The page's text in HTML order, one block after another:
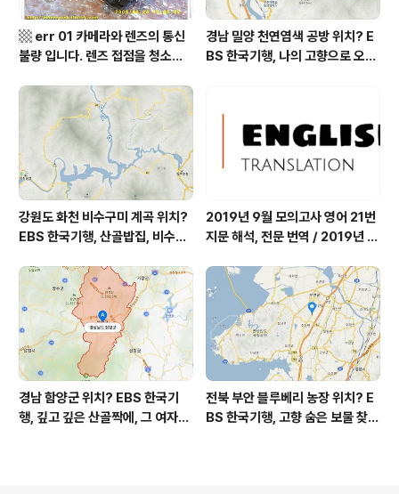
▩ err 01 카메라와 렌즈의 통신
불량 입니다. 렌즈 접점을 청소하
경남 밀양 천연염색 공방 위치? E
BS 한국기행, 나의 고향으로 오라,
울' = 마을미술 너울, 캘리그래피
조덕현 씨 가가협동조합
강원도 화천 비수구미 계곡 위치?
EBS 한국기행, 산골밥집, 비수구
부 화천군 비수구미 낙타민박 어
디? / 강원도 화천군 가볼 만한 곳
비수구미 마을, 파로호
2019년 9월 모의고사 영어 21번
지문 해석, 전문 번역 / 2019년 9
역, 평가원 2019년 고3 9월 영어
영역 외국어영역 전문 해석, Engli
sh to Korean translation
경남 함양군 위치? EBS 한국기
행, 깊고 깊은 산골짝에, 그 여자의
전북 부안 블루베리 농장 위치? E
BS 한국기행, 고향 숨은 보물 찾